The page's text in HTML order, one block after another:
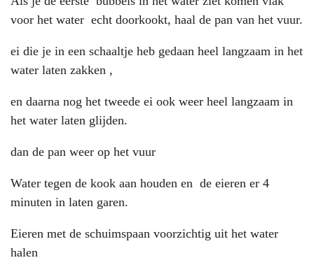
voor het water echt doorkookt, haal de pan van het vuur.
ei die je in een schaaltje heb gedaan heel langzaam in het
water laten zakken ,
en daarna nog het tweede ei ook weer heel langzaam in
het water laten glijden.
dan de pan weer op het vuur
Water tegen de kook aan houden en de eieren er 4
minuten in laten garen.
Eieren met de schuimspaan voorzichtig uit het water
halen